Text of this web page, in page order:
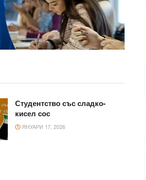
Студентство със сладко-
кисел сос
ЯНУАРИ 17, 2026